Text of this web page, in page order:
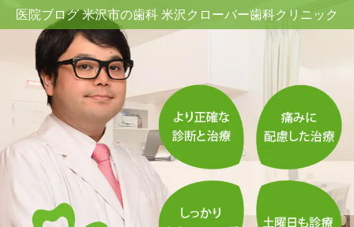
医院ブログ 米沢市の歯科 米沢クローバー歯科クリニック